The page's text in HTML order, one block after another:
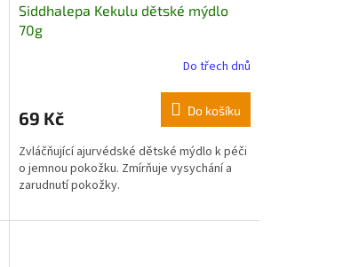
Siddhalepa Kekulu dětské mýdlo
70g
Do třech dnů
69 Kč Do košíku
Zvláčňující ajurvédské dětské mýdlo k péči
o jemnou pokožku. Zmírňuje vysychání a
zarudnutí pokožky.